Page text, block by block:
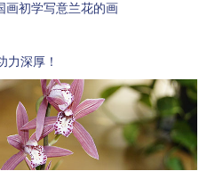
画初学写意兰花的画
力深厚！